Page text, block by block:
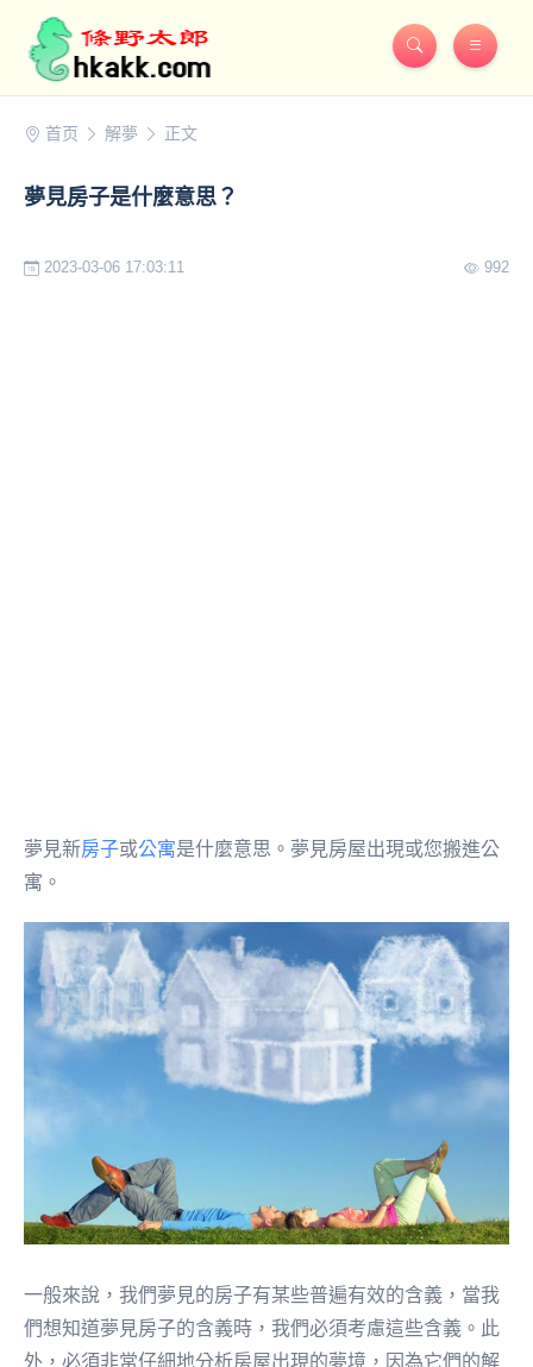
首页 解夢 正文
夢見房子是什麼意思？
2023-03-06 17:03:11 992
夢見新房子或公寓是什麼意思。夢見房屋出現或您搬進公
寓。
一般來說，我們夢見的房子有某些普遍有效的含義，當我
們想知道夢見房子的含義時，我們必須考慮這些含義。此
外，必須非常仔細地分析房屋出現的夢境，因為它們的解